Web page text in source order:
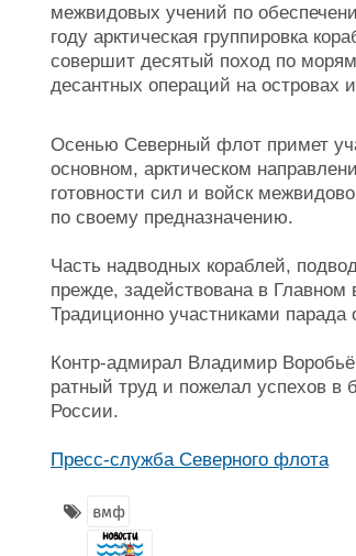
межвидовых учений по
году арктическая группировка
совершит десятый поход по морям
десантных операций на островах
Осенью Северный флот примет
основном, арктическом
готовности сил и войск
по своему предназначению.
Часть надводных кораблей,
прежде, задействована в Главном
Традиционно участниками
Контр-адмирал Владимир
ратный труд и пожелал успехов в
России.
Пресс-служба Северного флота
вмф